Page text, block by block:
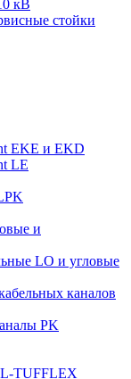
кВ
стойки
EKE и EKD
LE
и
LO и угловые
каналов
PK
TUFFLEX